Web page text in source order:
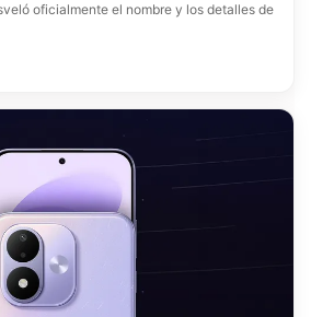
oficialmente el nombre y los detalles de